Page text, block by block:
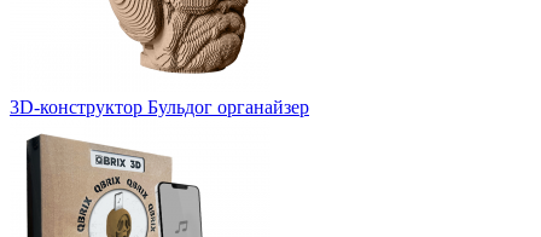
3D-конструктор Бульдог органайзер